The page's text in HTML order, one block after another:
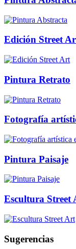
Edición Street
Pintura Retrato
Fotografía
Pintura Paisaje
Escultura Street
Sugerencias